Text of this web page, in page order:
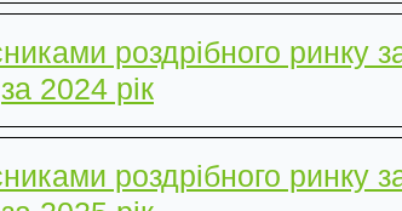
роздрібного ринку
за 2024 рік
роздрібного ринку